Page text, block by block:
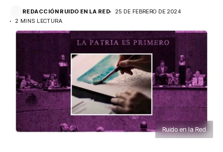
REDACCIÓN RUIDO EN LA RED
25 DE FEBRERO DE 2024
2 MINS LECTURA
Ruido en la Red